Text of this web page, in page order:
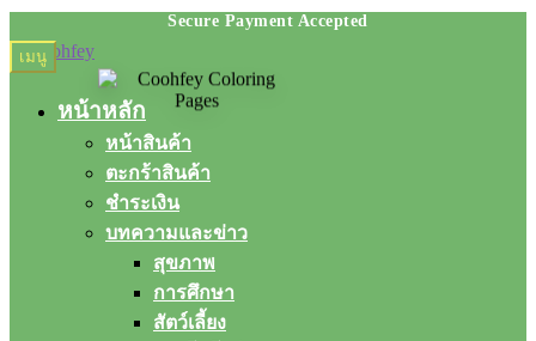
Skip
to
Skip
to
เมนู
หน้าหลัก
หน้าสินค้า
ตะกร้าสินค้า
ชำระเงิน
บทความและข่าว
สุขภาพ
การศึกษา
สัตว์เลี้ยง